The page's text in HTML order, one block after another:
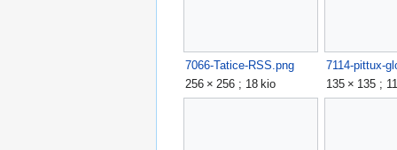
7066-Tatice-RSS.png
256 × 256 ; 18 kio
7114-pittux-
135 × 135 ;